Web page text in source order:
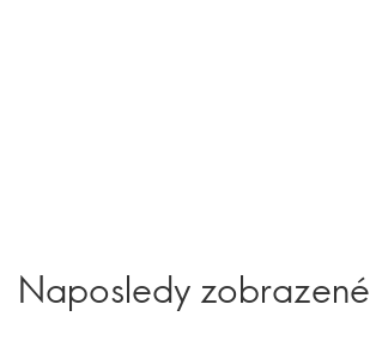
Naposledy zobrazené